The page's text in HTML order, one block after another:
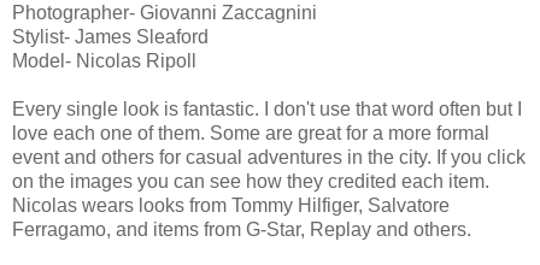
Photographer- Giovanni Zaccagnini
Stylist- James Sleaford
Model- Nicolas Ripoll
Every single look is fantastic. I don't use that word often but I
love each one of them. Some are great for a more formal
event and others for casual adventures in the city. If you click
on the images you can see how they credited each item.
Nicolas wears looks from Tommy Hilfiger, Salvatore
Ferragamo, and items from G-Star, Replay and others.